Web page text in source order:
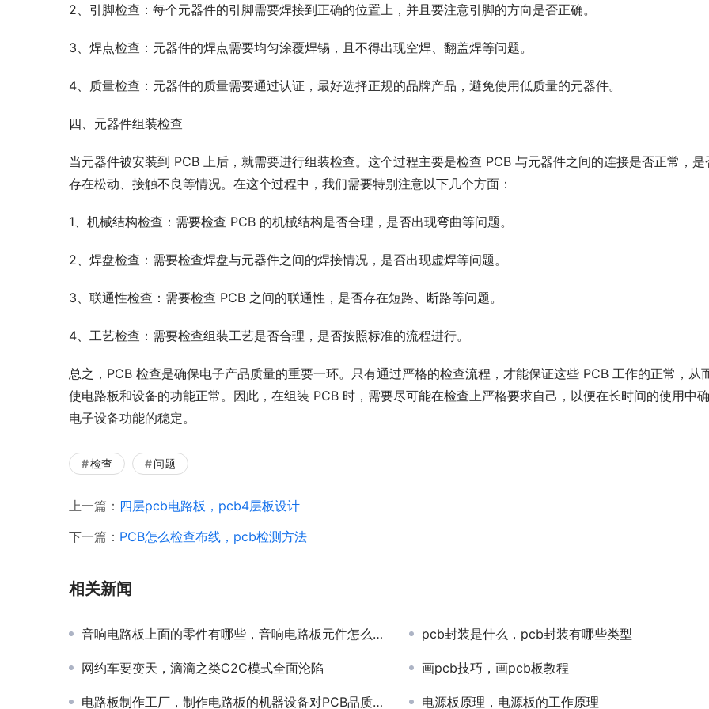
2、引脚检查：每个元器件的引脚需要焊接到正确的位置上，并且要注意引脚的方向是否正确。
3、焊点检查：元器件的焊点需要均匀涂覆焊锡，且不得出现空焊、翻盖焊等问题。
4、质量检查：元器件的质量需要通过认证，最好选择正规的品牌产品，避免使用低质量的元器件。
四、元器件组装检查
当元器件被安装到 PCB 上后，就需要进行组装检查。这个过程主要是检查 PCB 与元器件之间的连接是否正常，是
存在松动、接触不良等情况。在这个过程中，我们需要特别注意以下几个方面：
1、机械结构检查：需要检查 PCB 的机械结构是否合理，是否出现弯曲等问题。
2、焊盘检查：需要检查焊盘与元器件之间的焊接情况，是否出现虚焊等问题。
3、联通性检查：需要检查 PCB 之间的联通性，是否存在短路、断路等问题。
4、工艺检查：需要检查组装工艺是否合理，是否按照标准的流程进行。
总之，PCB 检查是确保电子产品质量的重要一环。只有通过严格的检查流程，才能保证这些 PCB 工作的正常，从
使电路板和设备的功能正常。因此，在组装 PCB 时，需要尽可能在检查上严格要求自己，以便在长时间的使用中
电子设备功能的稳定。
检查 问题
上一篇： 四层pcb电路板，pcb4层板设计
下一篇： PCB怎么检查布线，pcb检测方法
相关新闻
音响电路板上面的零件有哪些，音响电路板元件怎么焊接？ pcb封装是什么，pcb封装有哪些类型
网约车要变天，滴滴之类C2C模式全面沦陷 画pcb技巧，画pcb板教程
电路板制作工厂，制作电路板的机器设备对PCB品质有影响吗？ 电源板原理，电源板的工作原理